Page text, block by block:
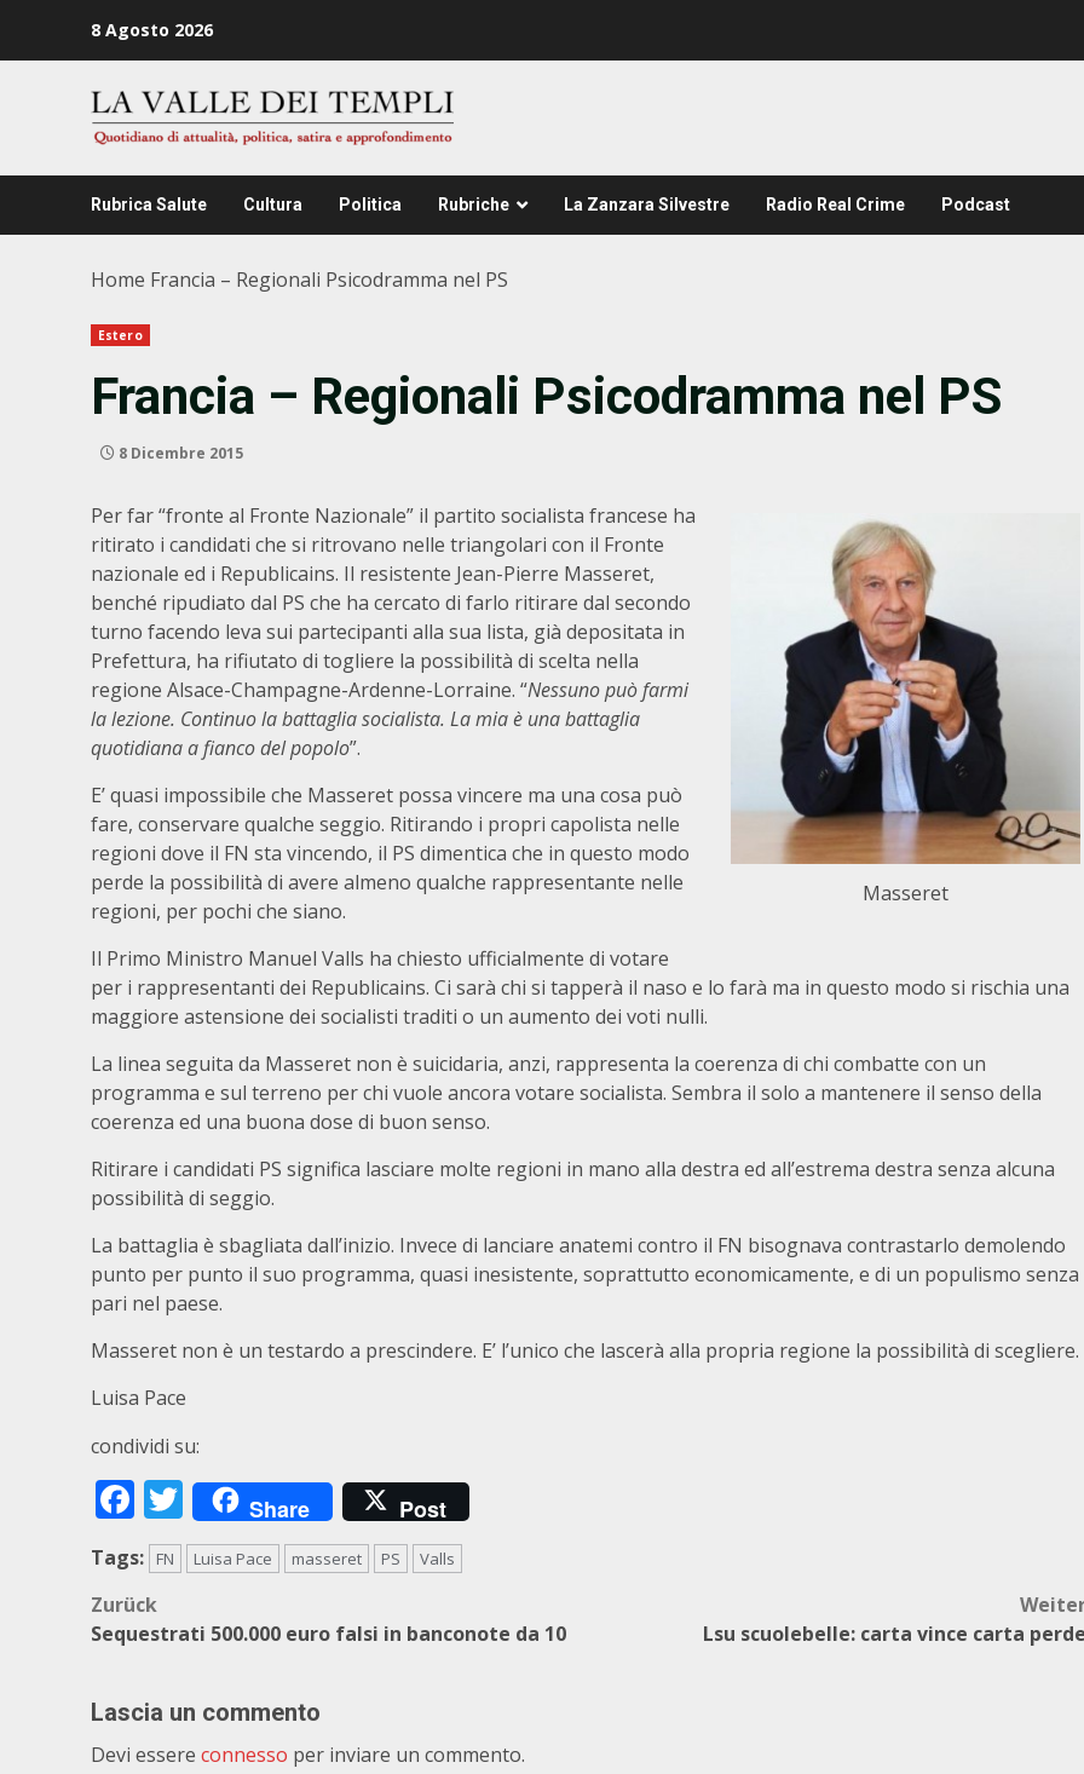
8 Agosto 2026
Rubrica Salute Cultura Politica Rubriche La Zanzara Silvestre Radio Real Crime Podcast
Home Francia – Regionali Psicodramma nel PS
Estero
Francia – Regionali Psicodramma nel PS
8 Dicembre 2015
Masseret
Per far “fronte al Fronte Nazionale” il partito socialista francese ha
ritirato i candidati che si ritrovano nelle triangolari con il Fronte
nazionale ed i Republicains. Il resistente Jean-Pierre Masseret,
benché ripudiato dal PS che ha cercato di farlo ritirare dal secondo
turno facendo leva sui partecipanti alla sua lista, già depositata in
Prefettura, ha rifiutato di togliere la possibilità di scelta nella
regione Alsace-Champagne-Ardenne-Lorraine. “Nessuno può farmi
la lezione. Continuo la battaglia socialista. La mia è una battaglia
quotidiana a fianco del popolo”.
E’ quasi impossibile che Masseret possa vincere ma una cosa può
fare, conservare qualche seggio. Ritirando i propri capolista nelle
regioni dove il FN sta vincendo, il PS dimentica che in questo modo
perde la possibilità di avere almeno qualche rappresentante nelle
regioni, per pochi che siano.
Il Primo Ministro Manuel Valls ha chiesto ufficialmente di votare
per i rappresentanti dei Republicains. Ci sarà chi si tapperà il naso e lo farà ma in questo modo si rischia una
maggiore astensione dei socialisti traditi o un aumento dei voti nulli.
La linea seguita da Masseret non è suicidaria, anzi, rappresenta la coerenza di chi combatte con un
programma e sul terreno per chi vuole ancora votare socialista. Sembra il solo a mantenere il senso della
coerenza ed una buona dose di buon senso.
Ritirare i candidati PS significa lasciare molte regioni in mano alla destra ed all’estrema destra senza alcuna
possibilità di seggio.
La battaglia è sbagliata dall’inizio. Invece di lanciare anatemi contro il FN bisognava contrastarlo demolendo
punto per punto il suo programma, quasi inesistente, soprattutto economicamente, e di un populismo senza
pari nel paese.
Masseret non è un testardo a prescindere. E’ l’unico che lascerà alla propria regione la possibilità di scegliere.
Luisa Pace
condividi su:
Facebook
Twitter
Share Post
Tags: FN Luisa Pace masseret PS Valls
Beitragsnavigation
Zurück
Sequestrati 500.000 euro falsi in banconote da 10
Lsu scuolebelle: carta vince carta
Lascia un commento
Devi essere connesso per inviare un commento.